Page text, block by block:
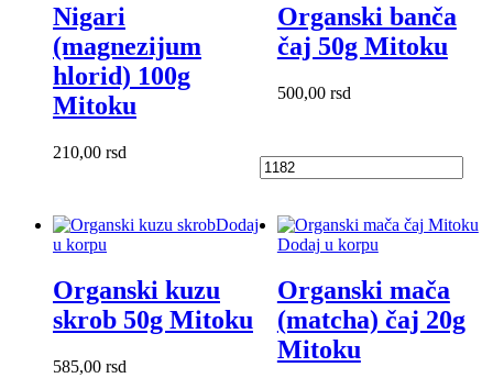
Nigari
(magnezijum
hlorid) 100g
Mitoku
210,00 rsd
Organski banča
čaj 50g Mitoku
500,00 rsd
Dodaj
u korpu
Organski kuzu
skrob 50g Mitoku
585,00 rsd
Dodaj u korpu
Organski mača
(matcha) čaj 20g
Mitoku